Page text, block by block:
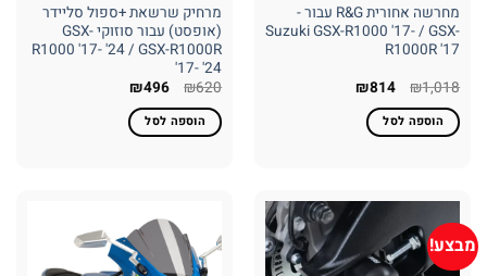
מחרשה אחורית R&G עבור -
Suzuki GSX-R1000 '17- / GSX-
R1000R '17
₪1,018 המחיר
היה:
₪1,018.
₪814 המחיר
הוספה לסל
מרחיק שרשאת +ספול סליידר
(אופסט) עבור סוזוקי GSX-
R1000 '17- '24 / GSX-R1000R
'17- '24
₪620 המחיר
היה:
₪620.
₪496 המחיר
הוא:
₪496. הוספה לסל
מבצע!